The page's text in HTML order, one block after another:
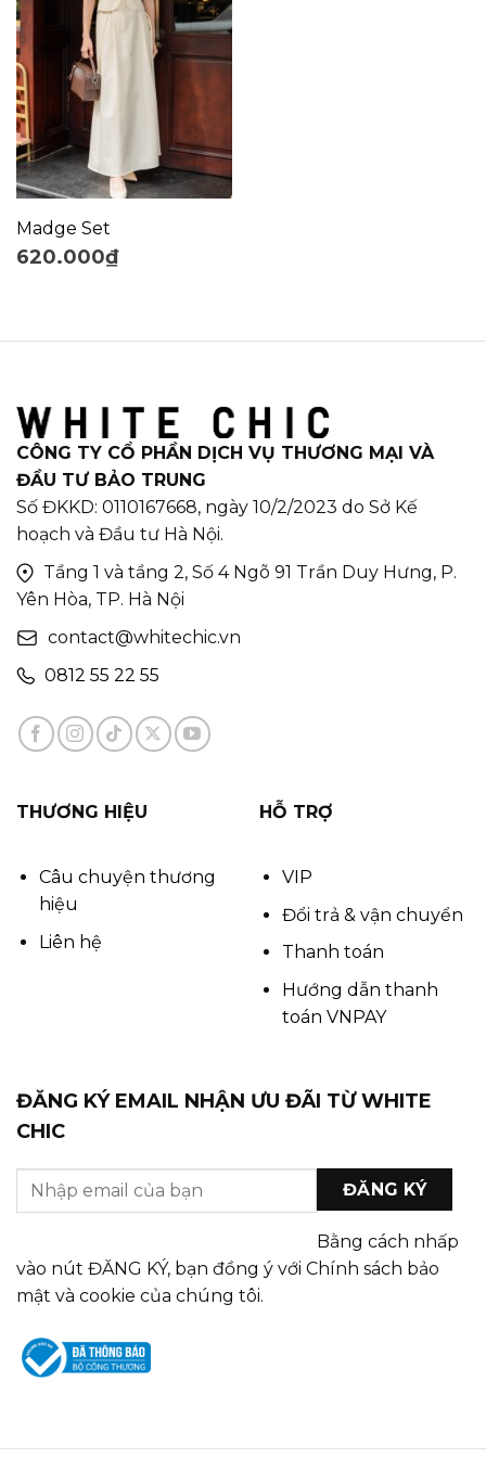
Madge Set
620.000₫
CÔNG TY CỔ PHẦN DỊCH VỤ THƯƠNG MẠI VÀ
ĐẦU TƯ BẢO TRUNG
Số ĐKKD: 0110167668, ngày 10/2/2023 do Sở Kế
hoạch và Đầu tư Hà Nội.
Tầng 1 và tầng 2, Số 4 Ngõ 91 Trần Duy Hưng, P.
Yên Hòa, TP. Hà Nội
contact@whitechic.vn
0812 55 22 55
THƯƠNG HIỆU
Câu chuyện thương
hiệu
Liên hệ
HỖ TRỢ
VIP
Đổi trả & vận chuyển
Thanh toán
Hướng dẫn thanh
toán VNPAY
ĐĂNG KÝ EMAIL NHẬN ƯU ĐÃI TỪ WHITE
CHIC
Bằng cách nhấp
vào nút ĐĂNG KÝ, bạn đồng ý với Chính sách bảo
mật và cookie của chúng tôi.